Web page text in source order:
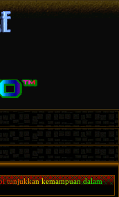
i tunjukkan kemampuan dalam